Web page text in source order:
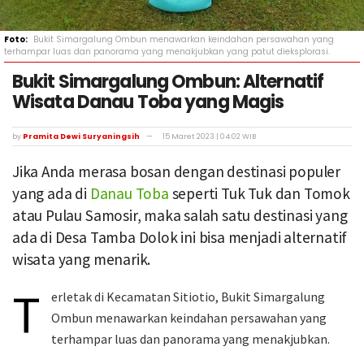
Bukit Simargalung Ombun menawarkan keindahan persawahan yang
terhampar luas dan panorama yang menakjubkan yang patut dieksplorasi.
Bukit Simargalung Ombun: Alternatif
Wisata Danau Toba yang Magis
by Pramita Dewi Suryaningsih 15 Maret 2023 | 04:02 WIB
Jika Anda merasa bosan dengan destinasi populer
yang ada di Danau Toba seperti Tuk Tuk dan Tomok
atau Pulau Samosir, maka salah satu destinasi yang
ada di Desa Tamba Dolok ini bisa menjadi alternatif
wisata yang menarik.
T
erletak di Kecamatan Sitiotio, Bukit Simargalung
Ombun menawarkan keindahan persawahan yang
terhampar luas dan panorama yang menakjubkan.